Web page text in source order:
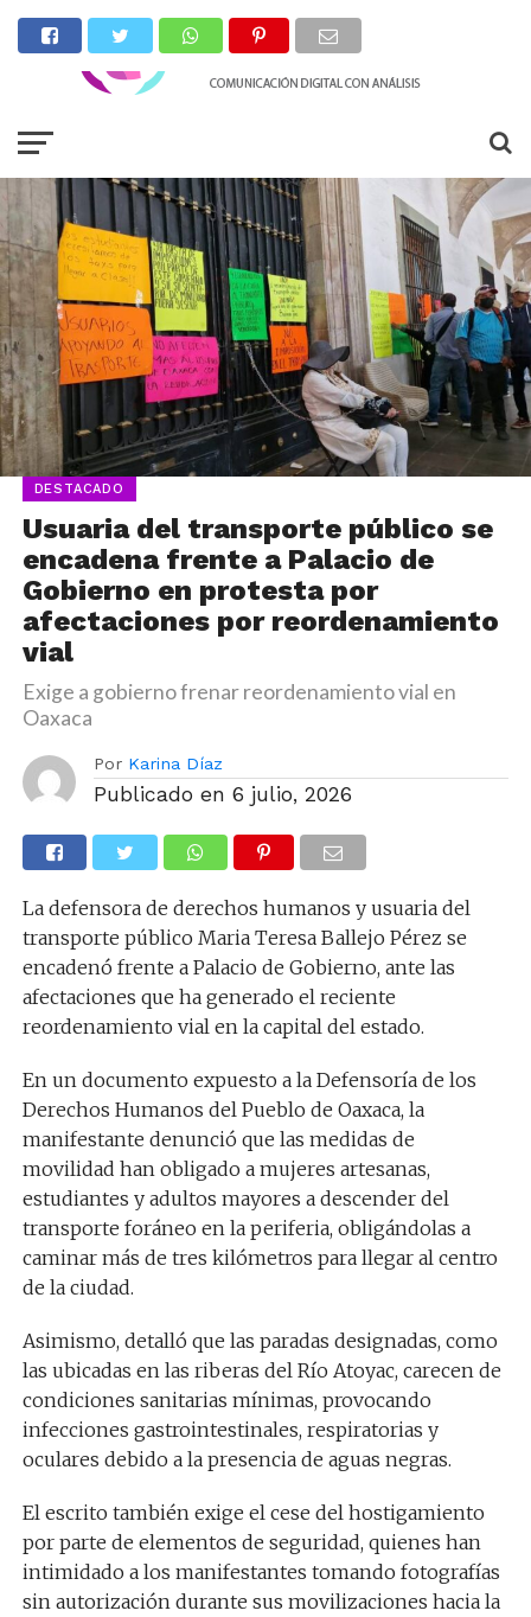
DESTACADO
Usuaria del transporte público se
encadena frente a Palacio de
Gobierno en protesta por
afectaciones por reordenamiento
vial
Exige a gobierno frenar reordenamiento vial en
Oaxaca
Por Karina Díaz
Publicado en 6 julio, 2026
La defensora de derechos humanos y usuaria del
transporte público Maria Teresa Ballejo Pérez se
encadenó frente a Palacio de Gobierno, ante las
afectaciones que ha generado el reciente
reordenamiento vial en la capital del estado.
En un documento expuesto a la Defensoría de los
Derechos Humanos del Pueblo de Oaxaca, la
manifestante denunció que las medidas de
movilidad han obligado a mujeres artesanas,
estudiantes y adultos mayores a descender del
transporte foráneo en la periferia, obligándolas a
caminar más de tres kilómetros para llegar al centro
de la ciudad.
Asimismo, detalló que las paradas designadas, como
las ubicadas en las riberas del Río Atoyac, carecen de
condiciones sanitarias mínimas, provocando
infecciones gastrointestinales, respiratorias y
oculares debido a la presencia de aguas negras.
El escrito también exige el cese del hostigamiento
por parte de elementos de seguridad, quienes han
intimidado a los manifestantes tomando fotografías
sin autorización durante sus movilizaciones hacia la